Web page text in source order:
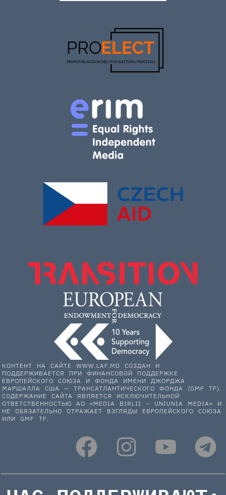
КОНТЕНТ НА САЙТЕ WWW.LAF.MD СОЗДАН И
ПОДДЕРЖИВАЕТСЯ ПРИ ФИНАНСОВОЙ ПОДДЕРЖКЕ
ЕВРОПЕЙСКОГО СОЮЗА И ФОНДА ИМЕНИ ДЖОРДЖА
МАРШАЛЛА США — ТРАНСАТЛАНТИЧЕСКОГО ФОНДА (GMF TF).
СОДЕРЖАНИЕ САЙТА ЯВЛЯЕТСЯ ИСКЛЮЧИТЕЛЬНОЙ
ОТВЕТСТВЕННОСТЬЮ АО «MEDIA BIRLII – UNIUNIA MEDIA» И
НЕ ОБЯЗАТЕЛЬНО ОТРАЖАЕТ ВЗГЛЯДЫ ЕВРОПЕЙСКОГО СОЮЗА
ИЛИ GMF TF.